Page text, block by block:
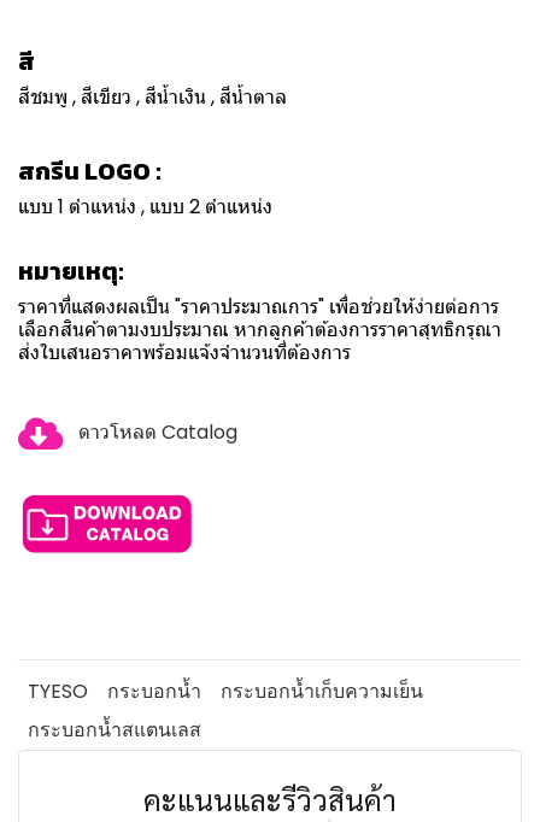
สี
สีชมพู , สีเขียว , สีน้ำเงิน , สีน้ำตาล
สกรีน LOGO :
แบบ 1 ตำแหน่ง , แบบ 2 ตำแหน่ง
หมายเหตุ:
ราคาที่แสดงผลเป็น "ราคาประมาณการ" เพื่อช่วยให้ง่ายต่อการ
เลือกสินค้าตามงบประมาณ หากลูกค้าต้องการราคาสุทธิกรุณา
ส่งใบเสนอราคาพร้อมแจ้งจำนวนที่ต้องการ
ดาวโหลด Catalog
TYESO กระบอกน้ำ
กระบอกน้ำเก็บความเย็น
กระบอกน้ำสแตนเลส
คะแนนและรีวิวสินค้า